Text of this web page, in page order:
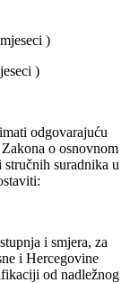
)
)
odgovarajuću
o osnovnom
suradnika u
i smjera, za
i Hercegovine
od nadležnog